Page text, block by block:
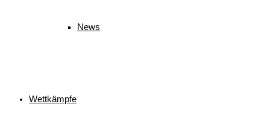
News
Wettkämpfe